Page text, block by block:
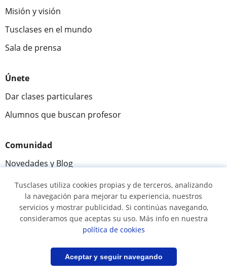
Guardar búsqueda
Misión y visión
Tusclases en el mundo
Sala de prensa
Únete
Dar clases particulares
Alumnos que buscan profesor
Comunidad
Novedades y Blog
Preguntas y respuestas
Fantástica★★★★★ 9,5/10
305915opiniones de alumnos
Tusclases utiliza cookies propias y de terceros, analizando
la navegación para mejorar tu experiencia, nuestros
servicios y mostrar publicidad. Si continúas navegando,
consideramos que aceptas su uso. Más info en nuestra
política de cookies
Aceptar y seguir navegando